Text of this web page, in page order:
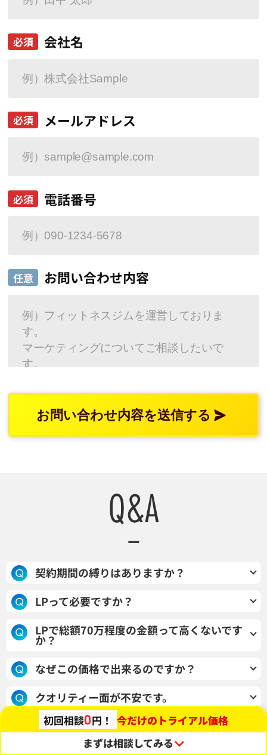
会社名
必須
メールアドレス
必須
電話番号
必須
お問い合わせ内容
任意
契約期間の縛りはありますか？
最小12ヶ月契約とさせていただいておりますが、サ
ブスクリプション内で新規LP1本と総計10回のレポ
ーティングをお渡しさせていただきます。（制作期
間2ヶ月+改善レポート共有10回(月1)）強引な営業
心くださいませ。
LPって必要ですか？
ウェブ広告運用を行う場合は、ほぼ必須となります
が、業種・業態や配信媒体によっては不要なケース
までお申し付けください。
LPで総額70万程度の金額って高くないです
か？
事前の競合調査や広告出稿状況の調査、テキスト原
稿（セールスコピー）の作成までまるっと対応させ
ていただくため、原価ギリギリの金額でご案内をさ
せていただいております。
なぜこの価格で出来るのですか？
実績やデータ蓄積を目的としているからです。※制作
後のデータの開示や、実績として使用不可の場合は
追加費用をいただいております。
クオリティー面が不安です。
大手セールスライティング企業出身者や、大手デザ
イン会社マネージャなどの豊富な実績を所持したメ
ンバーのみが対応させていただきます。また、クオ
初回相談0円！ 今だけのトライアル価格
まずは相談してみる